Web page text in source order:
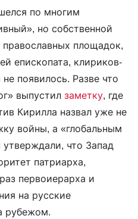
по многим
но собственной
площадок,
епископата, клириков-
появилось. Разве что
выпустил заметку, где
Кирилла назвал уже не
войны, а «глобальным
что Запад
патриарха,
первоиерарха и
на русские
рубежом.